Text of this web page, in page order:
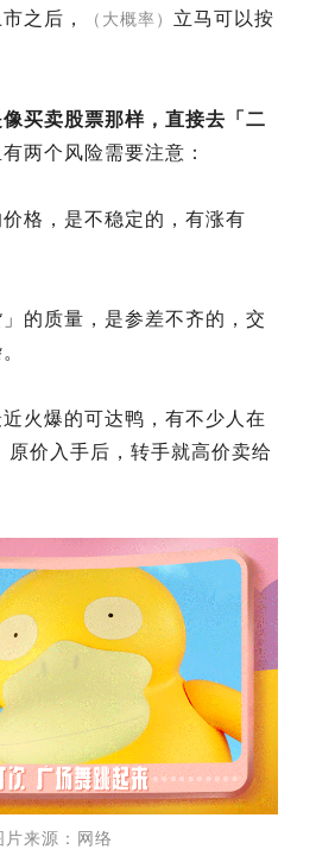
之后， （大概率） 立马可以按
买卖股票那样，直接去「二
两个风险需要注意：
格，是不稳定的，有涨有
的质量，是参差不齐的，交
火爆的可达鸭，有不少人在
原价入手后，转手就高价卖给
片来源：网络